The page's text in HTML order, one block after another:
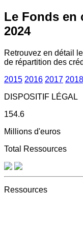
Le Fonds en
2024
Retrouvez en détail
de répartition des
2015 2016 2017 2018
DISPOSITIF LÉGAL
154.6
Millions d'euros
Total Ressources
Ressources